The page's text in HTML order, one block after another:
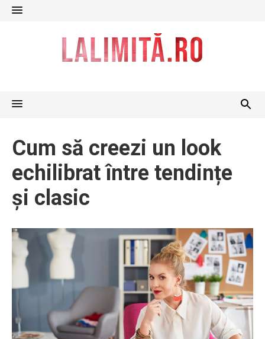
Skip
Cum să creezi un look
echilibrat între tendințe
și clasic